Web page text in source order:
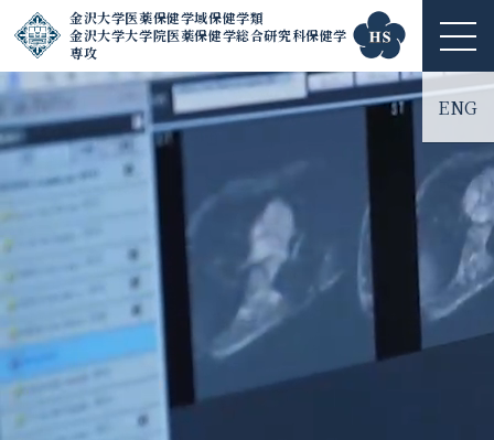
金沢大学医薬保健学域保健学類
金沢大学大学院医薬保健学総合研究科保健学
専攻
ME
NU
ENG